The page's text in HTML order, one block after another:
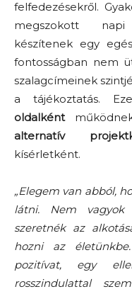
felfedezésekről.
megszokott napi
készítenek egy
fontosságban nem
szalagcímeinek
a tájékoztatás.
oldalként
alternatív
kísérletként.
„Elegem van abból,
látni. Nem vagyok
szeretnék az
hozni az
pozitívat, egy
rosszindulattal